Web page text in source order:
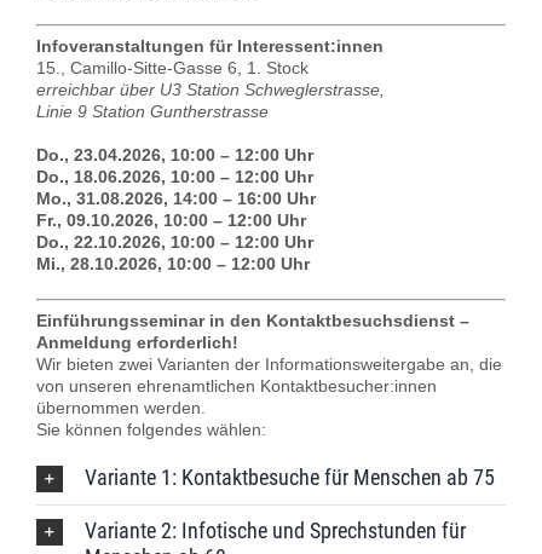
Infoveranstaltungen für Interessent:innen
15., Camillo-Sitte-Gasse 6, 1. Stock
erreichbar über U3 Station Schweglerstrasse,
Linie 9 Station Guntherstrasse
Do., 23.04.2026, 10:00 – 12:00 Uhr
Do., 18.06.2026, 10:00 – 12:00 Uhr
Mo., 31.08.2026, 14:00 – 16:00 Uhr
Fr., 09.10.2026, 10:00 – 12:00 Uhr
Do., 22.10.2026, 10:00 – 12:00 Uhr
Mi., 28.10.2026, 10:00 – 12:00 Uhr
Einführungsseminar in den Kontaktbesuchsdienst –
Anmeldung erforderlich!
Wir bieten zwei Varianten der Informationsweitergabe an, die
von unseren ehrenamtlichen Kontaktbesucher:innen
übernommen werden.
Sie können folgendes wählen:
Variante 1: Kontaktbesuche für Menschen ab 75
Variante 2: Infotische und Sprechstunden für